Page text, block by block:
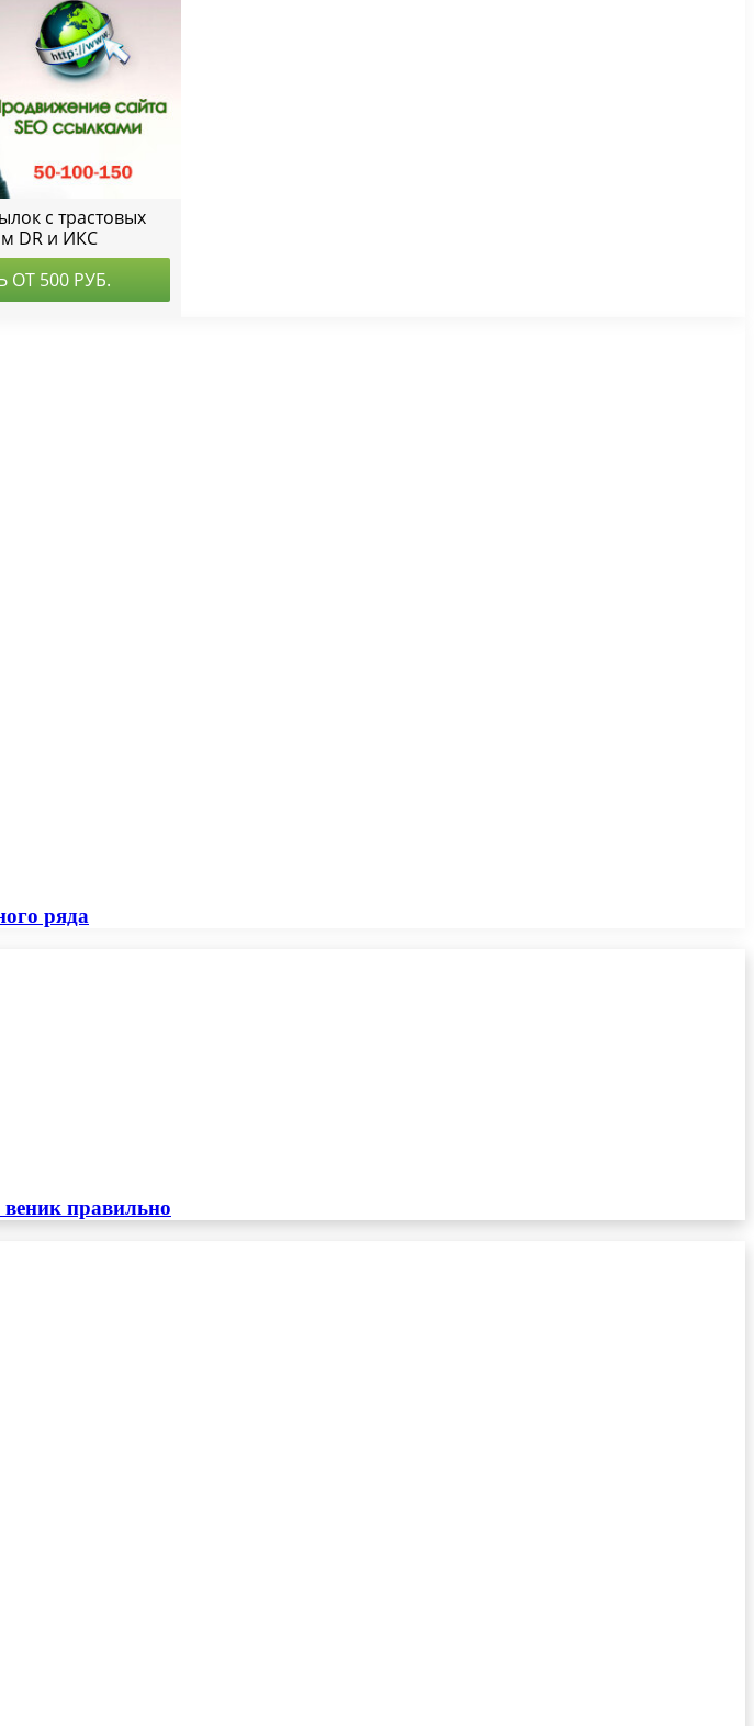
ряда
правильно